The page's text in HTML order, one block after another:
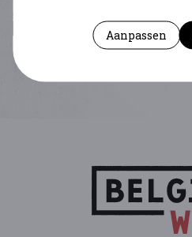
Wilkin Bernard
Aanpassen